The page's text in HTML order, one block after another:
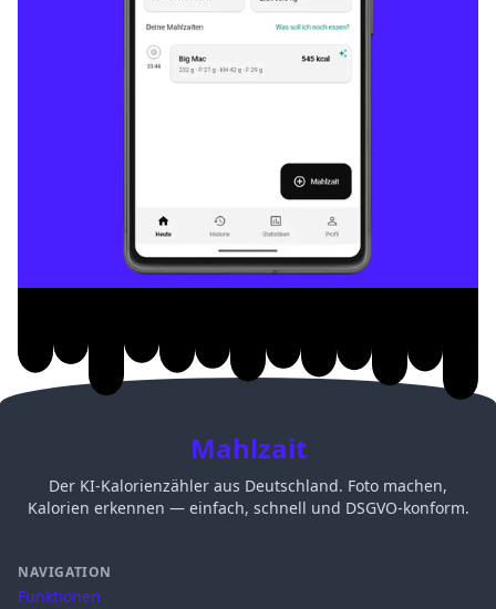
Mahlzait
Der KI-Kalorienzähler aus Deutschland. Foto machen,
Kalorien erkennen — einfach, schnell und DSGVO-konform.
NAVIGATION
Funktionen